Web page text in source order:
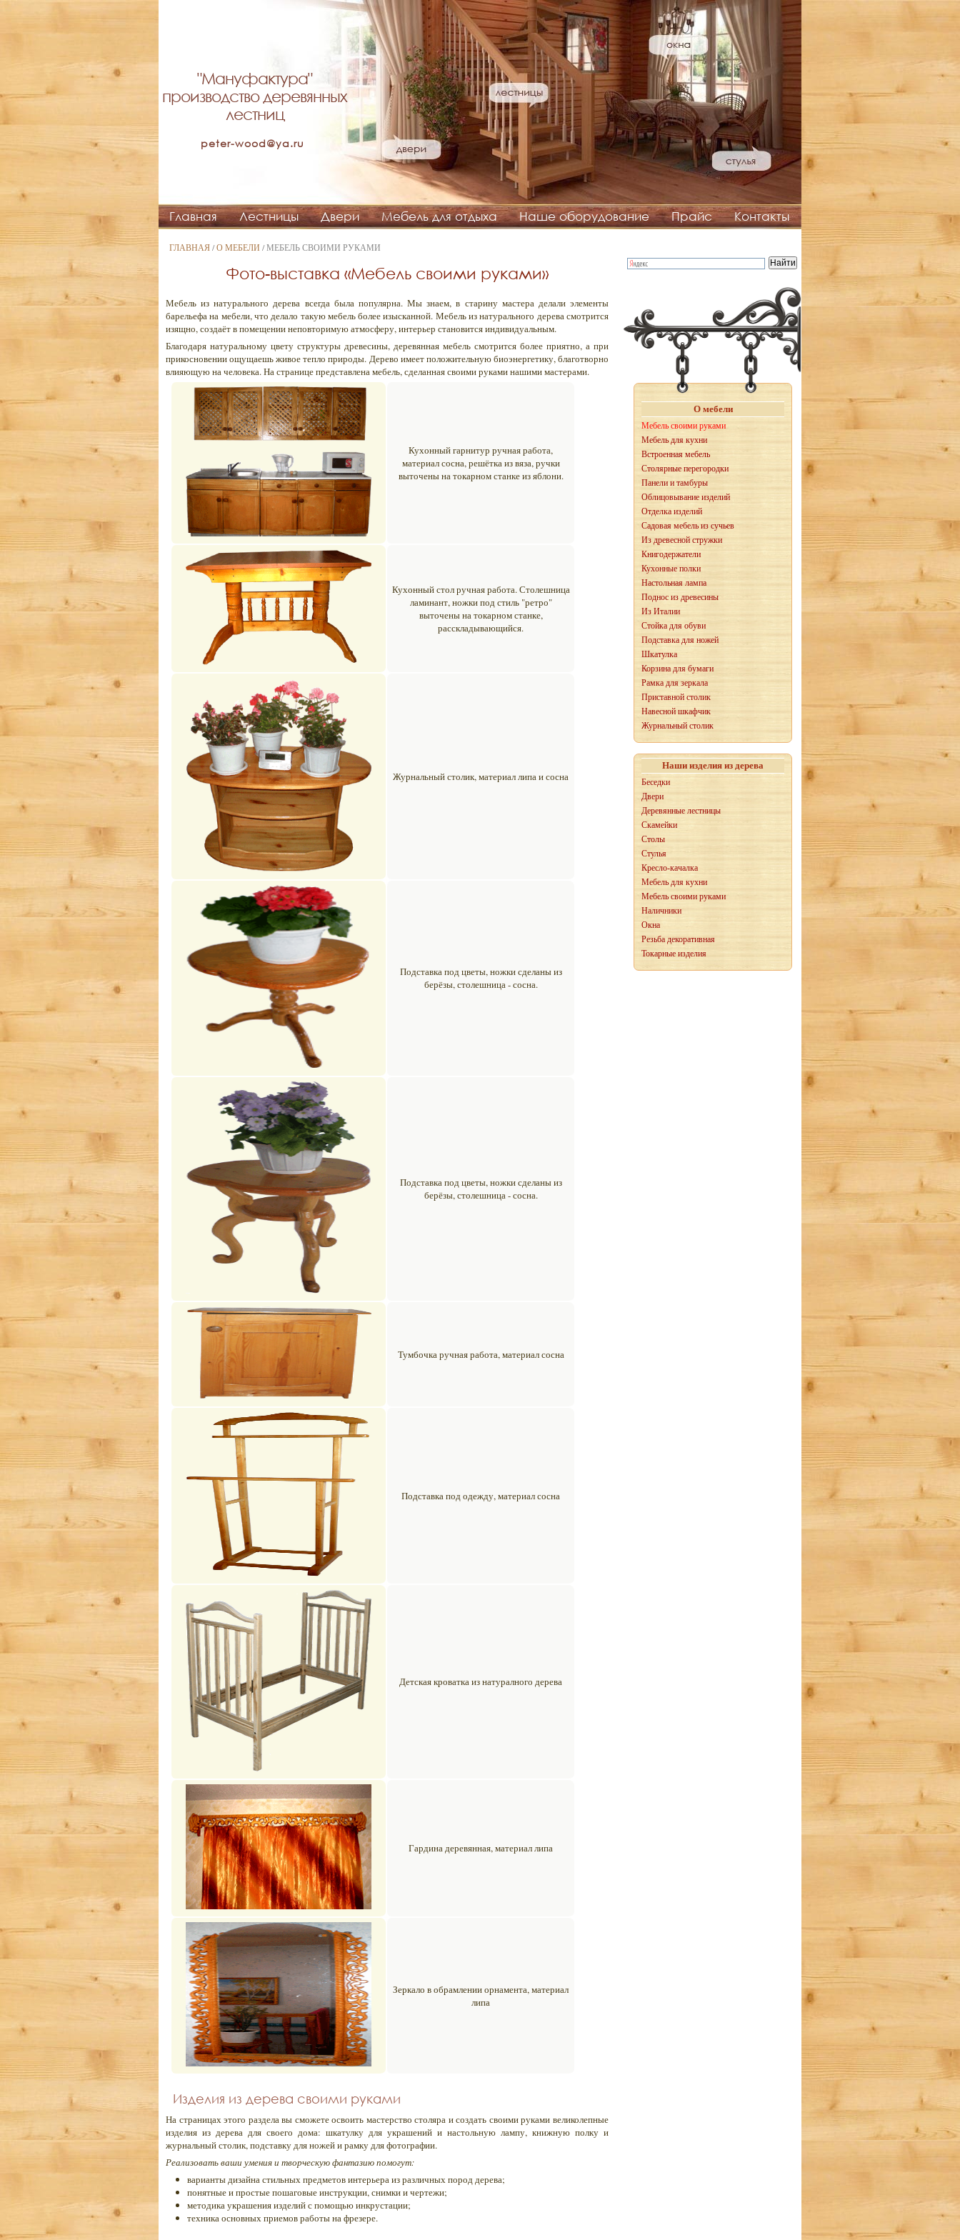
"Мануфактура"
производство деревянных
лестниц
peter-wood@ya.ru
Главная Лестницы Двери Мебель для отдыха Наше оборудование Прайс Контакты
ГЛАВНАЯ/О МЕБЕЛИ / МЕБЕЛЬ СВОИМИ РУКАМИ
Фото-выставка «Мебель своими руками»
Мебель из натурального дерева всегда была популярна. Мы знаем, в старину мастера делали элементы
барельефа на мебели, что делало такую мебель более изысканной. Мебель из натурального дерева смотрится
изящно, создаёт в помещении неповторимую атмосферу, интерьер становится индивидуальным.
Благодаря натуральному цвету структуры древесины, деревянная мебель смотрится более приятно, а при
прикосновении ощущаешь живое тепло природы. Дерево имеет положительную биоэнергетику, благотворно
влияющую на человека. На странице представлена мебель, сделанная своими руками нашими мастерами.
Кухонный гарнитур ручная работа,
материал сосна, решётка из вяза, ручки
выточены на токарном станке из яблони.
Кухонный стол ручная работа. Столешница
ламинант, ножки под стиль "ретро"
выточены на токарном станке,
расскладывающийся.
Журнальный столик, материал липа и сосна
Подставка под цветы, ножки сделаны из
берёзы, столешница - сосна.
Подставка под цветы, ножки сделаны из
берёзы, столешница - сосна.
Тумбочка ручная работа, материал сосна
Подставка под одежду, материал сосна
Детская кроватка из натуралного дерева
Гардина деревянная, материал липа
Зеркало в обрамлении орнамента, материал
липа
Изделия из дерева своими руками
На страницах этого раздела вы сможете освоить мастерство столяра и создать своими руками великолепные
изделия из дерева для своего дома: шкатулку для украшений и настольную лампу, книжную полку и
журнальный столик, подставку для ножей и рамку для фотографии.
Реализовать ваши умения и творческую фантазию помогут:
варианты дизайна стильных предметов интерьера из различных пород дерева;
понятные и простые пошаговые инструкции, снимки и чертежи;
методика украшения изделий с помощью инкрустации;
техника основных приемов работы на фрезере.
О мебели
Мебель своими руками
Мебель для кухни
Встроенная мебель
Столярные перегородки
Панели и тамбуры
Облицовывание изделий
Отделка изделий
Садовая мебель из сучьев
Из древесной стружки
Книгодержатели
Кухонные полки
Настольная лампа
Поднос из древесины
Из Италии
Стойка для обуви
Подставка для ножей
Шкатулка
Корзина для бумаги
Рамка для зеркала
Приставной столик
Навесной шкафчик
Журнальный столик
Наши изделия из дерева
Беседки
Двери
Деревянные лестницы
Скамейки
Столы
Стулья
Кресло-качалка
Мебель для кухни
Мебель своими руками
Наличники
Окна
Резьба декоративная
Токарные изделия